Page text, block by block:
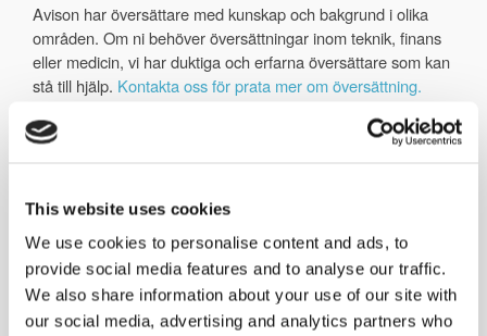
This website uses cookies
We use cookies to personalise content and ads, to
provide social media features and to analyse our traffic.
We also share information about your use of our site with
our social media, advertising and analytics partners who
Avison har översättare med kunskap och bakgrund i olika
områden. Om ni behöver översättningar inom teknik, finans
eller medicin, vi har duktiga och erfarna översättare som kan
stå till hjälp. Kontakta oss för prata mer om översättning.
Talks
Simultaneous interpreting, Arabic <>
English. Peace talks on Yemen.
Houthi rebels, UN envoi, Yemeni
government…
Learn more